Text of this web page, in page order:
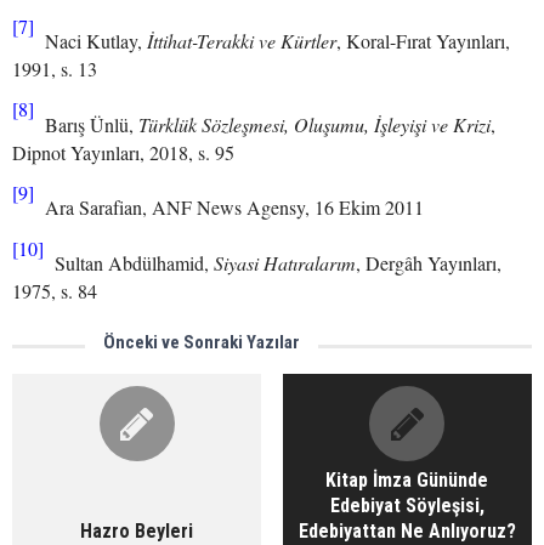
[7]
Naci Kutlay, İttihat-Terakki ve Kürtler, Koral-Fırat Yayınları,
1991, s. 13
[8]
Barış Ünlü, Türklük Sözleşmesi, Oluşumu, İşleyişi ve Krizi,
Dipnot Yayınları, 2018, s. 95
[9]
Ara Sarafian, ANF News Agensy, 16 Ekim 2011
[10]
Sultan Abdülhamid, Siyasi Hatıralarım, Dergâh Yayınları,
1975, s. 84
Önceki ve Sonraki Yazılar
Hazro Beyleri
Kitap İmza Gününde
Edebiyat Söyleşisi,
Edebiyattan Ne Anlıyoruz?